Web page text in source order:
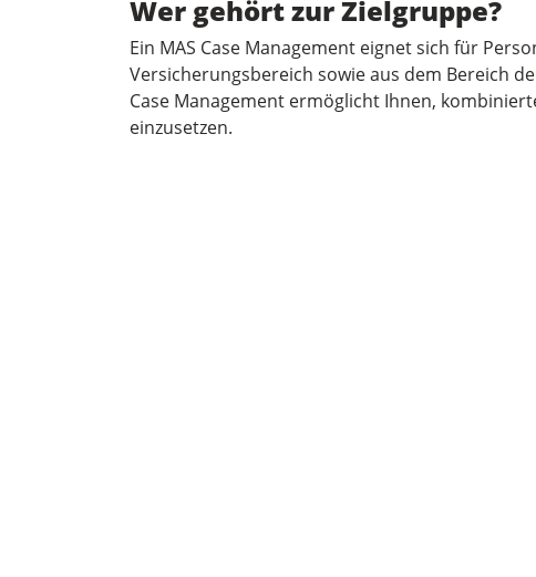
Wer gehört zur Zielgruppe?
Ein MAS Case Management eignet sich für
Versicherungsbereich sowie aus dem Bereich
Case Management ermöglicht Ihnen,
einzusetzen.